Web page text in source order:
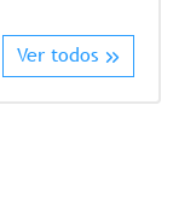
Ver todos